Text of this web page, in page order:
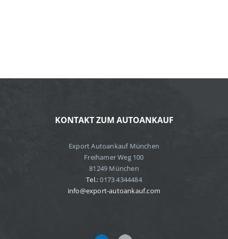
KONTAKT ZUM AUTOANKAUF
Export Autoankauf München
Freihamer Weg 100
81249 München
Tel.:0173 4344484
info@export-autoankauf.com